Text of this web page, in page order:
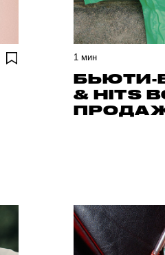
1мин
БЬЮТИ-
& HITS